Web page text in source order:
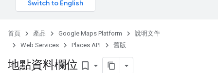
首頁 產品 Google Maps Platform
說明文件
Web Services
Places API 舊版
地點資料欄位 bookmark_border